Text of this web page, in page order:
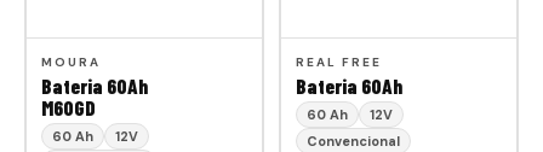
MOURA
Bateria 60Ah
M60GD
60 Ah
12V
REAL FREE
Bateria 60Ah
60 Ah
12V
Convencional